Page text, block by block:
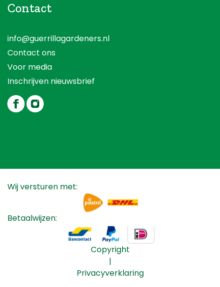
Contact
info@guerrillagardeners.nl
Contact ons
Voor media
Inschrijven nieuwsbrief
Wij versturen met:
Betaalwijzen:
Copyright
|
Privacyverklaring